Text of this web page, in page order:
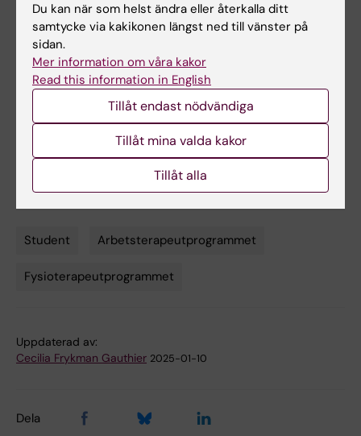
Vad har varit det mest utmanande under
studietiden?
– Att kombinera teori med praktisk
tillämpning under VFU-perioderna. Att snabbt
anpassa sig till nya miljöer och omsätta
teoretiska kunskaper i verkliga situationer
krävde mycket, men det har också varit
oerhört lärorikt och givande.
Student Arbetsterapeutprogrammet
Fysioterapeutprogrammet
Uppdaterad av:
Cecilia Frykman Gauthier 2025-01-10
Dela
Du kan när som helst ändra eller återkalla ditt
samtycke via kakikonen längst ned till vänster på
sidan.
Mer information om våra kakor
Read this information in English
Tillåt endast nödvändiga
Tillåt mina valda kakor
Tillåt alla